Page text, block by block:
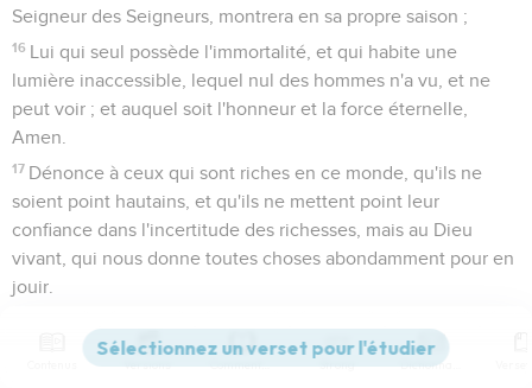
Seigneur des Seigneurs, montrera en sa propre saison ;
16 Lui qui seul possède l'immortalité, et qui habite une
lumière inaccessible, lequel nul des hommes n'a vu, et ne
peut voir ; et auquel soit l'honneur et la force éternelle,
Amen.
17 Dénonce à ceux qui sont riches en ce monde, qu'ils ne
soient point hautains, et qu'ils ne mettent point leur
confiance dans l'incertitude des richesses, mais au Dieu
vivant, qui nous donne toutes choses abondamment pour en
jouir.
oeuvres ; qu'ils soient prompts à donner, libéraux.
Versions Commentaires Strong